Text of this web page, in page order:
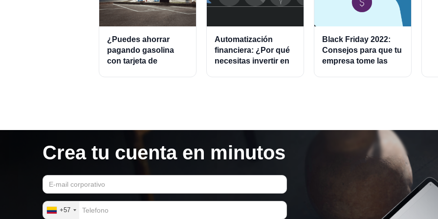
¿Puedes ahorrar
pagando gasolina
con tarjeta de
Automatización
financiera: ¿Por qué
necesitas invertir en
Black Friday 2022:
Consejos para que tu
empresa tome las
Crea tu cuenta en minutos
+57